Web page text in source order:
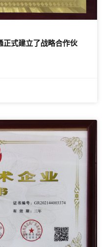
式建立了战略合作伙